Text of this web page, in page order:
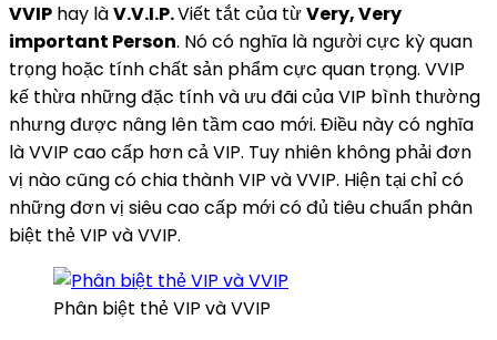
VVIP hay làV.V.I.P.Viết tắt của từVery, Very
important Person. Nó có nghĩa là người cực kỳ quan
trọng hoặc tính chất sản phẩm cực quan trọng. VVIP
kế thừa những đặc tính và ưu đãi của VIP bình thường
nhưng được nâng lên tầm cao mới. Điều này có nghĩa
là VVIP cao cấp hơn cả VIP. Tuy nhiên không phải đơn
vị nào cũng có chia thành VIP và VVIP. Hiện tại chỉ có
những đơn vị siêu cao cấp mới có đủ tiêu chuẩn phân
biệt thẻ VIP và VVIP.
Phân biệt thẻ VIP và VVIP